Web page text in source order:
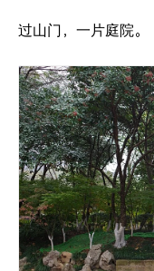
过山门，一片庭院。